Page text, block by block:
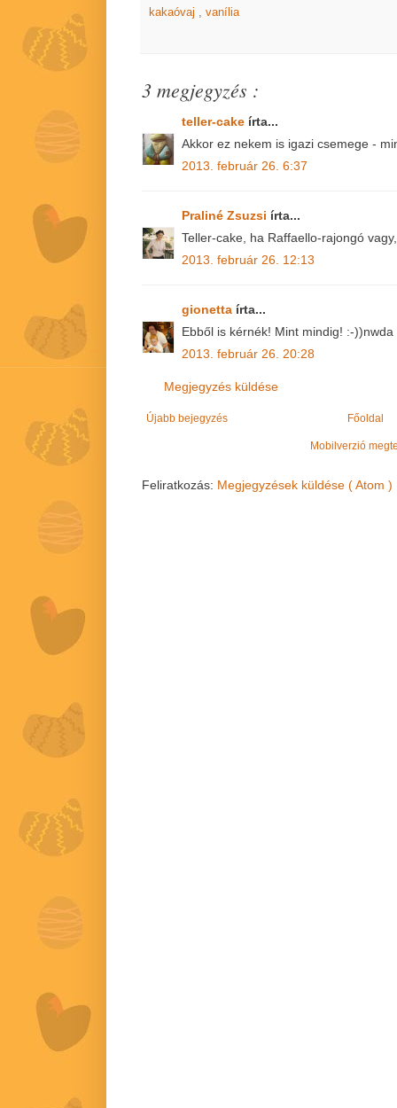
kakaóvaj , vanília
3 megjegyzés :
teller-cake írta...
Akkor ez nekem is igazi csemege -
2013. február 26. 6:37
Praliné Zsuzsi írta...
Teller-cake, ha Raffaello-rajongó
2013. február 26. 12:13
gionetta írta...
Ebből is kérnék! Mint mindig! :-))nwda
2013. február 26. 20:28
Megjegyzés küldése
Újabb bejegyzés Főoldal
Mobilverzió
Feliratkozás: Megjegyzések küldése ( Atom )